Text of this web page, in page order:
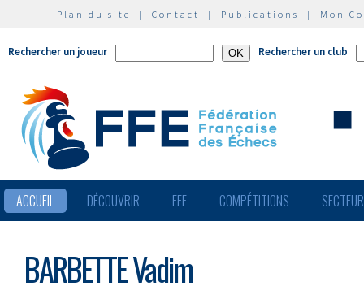
Plan du site | Contact | Publications | Mon
Rechercher un joueur Rechercher un club
ACCUEIL DÉCOUVRIR FFE COMPÉTITIONS
BARBETTE Vadim